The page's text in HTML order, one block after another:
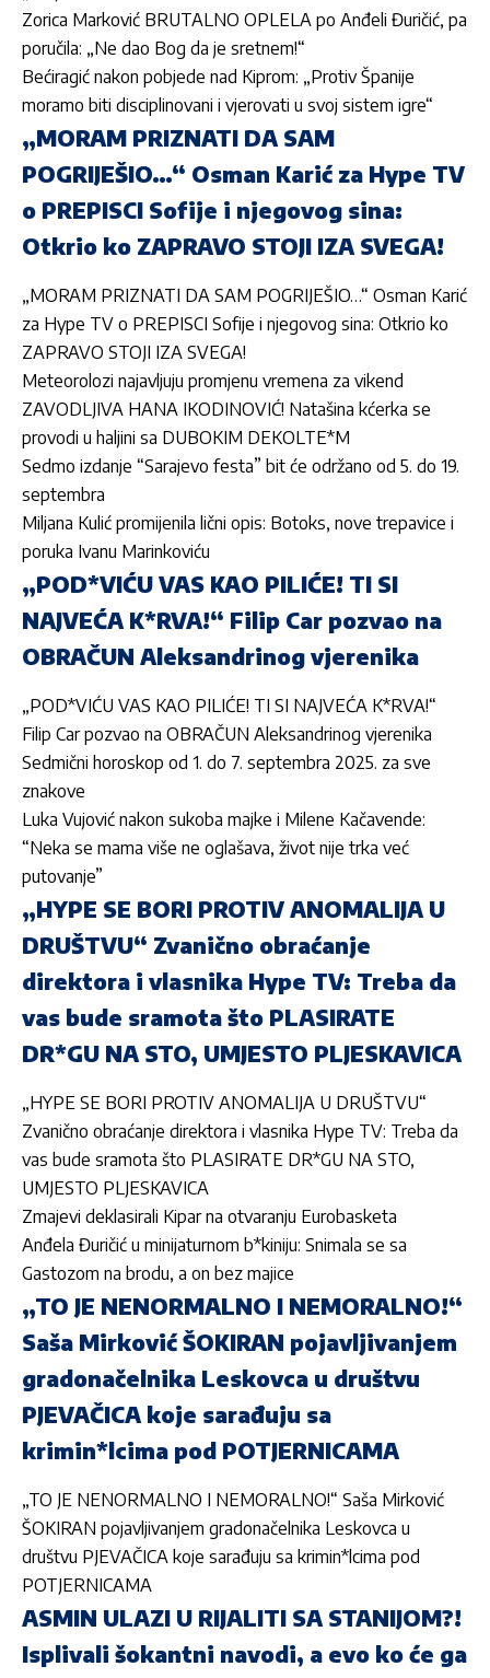
Zorica Marković BRUTALNO OPLELA po Anđeli Đuričić, pa
poručila: „Ne dao Bog da je sretnem!“
Bećiragić nakon pobjede nad Kiprom: „Protiv Španije
moramo biti disciplinovani i vjerovati u svoj sistem igre“
„MORAM PRIZNATI DA SAM
POGRIJEŠIO…“ Osman Karić za Hype TV
o PREPISCI Sofije i njegovog sina:
Otkrio ko ZAPRAVO STOJI IZA SVEGA!
„MORAM PRIZNATI DA SAM POGRIJEŠIO…“ Osman Karić
za Hype TV o PREPISCI Sofije i njegovog sina: Otkrio ko
ZAPRAVO STOJI IZA SVEGA!
Meteorolozi najavljuju promjenu vremena za vikend
ZAVODLJIVA HANA IKODINOVIĆ! Natašina kćerka se
provodi u haljini sa DUBOKIM DEKOLTE*M
Sedmo izdanje “Sarajevo festa” bit će održano od 5. do 19.
septembra
Miljana Kulić promijenila lični opis: Botoks, nove trepavice i
poruka Ivanu Marinkoviću
„POD*VIĆU VAS KAO PILIĆE! TI SI
NAJVEĆA K*RVA!“ Filip Car pozvao na
OBRAČUN Aleksandrinog vjerenika
„POD*VIĆU VAS KAO PILIĆE! TI SI NAJVEĆA K*RVA!“
Filip Car pozvao na OBRAČUN Aleksandrinog vjerenika
Sedmični horoskop od 1. do 7. septembra 2025. za sve
znakove
Luka Vujović nakon sukoba majke i Milene Kačavende:
“Neka se mama više ne oglašava, život nije trka već
putovanje”
„HYPE SE BORI PROTIV ANOMALIJA U
DRUŠTVU“ Zvanično obraćanje
direktora i vlasnika Hype TV: Treba da
vas bude sramota što PLASIRATE
DR*GU NA STO, UMJESTO PLJESKAVICA
„HYPE SE BORI PROTIV ANOMALIJA U DRUŠTVU“
Zvanično obraćanje direktora i vlasnika Hype TV: Treba da
vas bude sramota što PLASIRATE DR*GU NA STO,
UMJESTO PLJESKAVICA
Zmajevi deklasirali Kipar na otvaranju Eurobasketa
Anđela Đuričić u minijaturnom b*kiniju: Snimala se sa
Gastozom na brodu, a on bez majice
„TO JE NENORMALNO I NEMORALNO!“
Saša Mirković ŠOKIRAN pojavljivanjem
gradonačelnika Leskovca u društvu
PJEVAČICA koje sarađuju sa
krimin*lcima pod POTJERNICAMA
„TO JE NENORMALNO I NEMORALNO!“ Saša Mirković
ŠOKIRAN pojavljivanjem gradonačelnika Leskovca u
društvu PJEVAČICA koje sarađuju sa krimin*lcima pod
POTJERNICAMA
ASMIN ULAZI U RIJALITI SA STANIJOM?!
Isplivali šokantni navodi, a evo ko će ga